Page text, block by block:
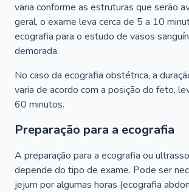
varia conforme as estruturas que serão
geral, o exame leva cerca de 5 a 10
ecografia para o estudo de vasos
demorada.
No caso da ecografia obstétrica, a
varia de acordo com a posição do feto,
60 minutos.
Preparação para a ecografia
A preparação para a ecografia ou
depende do tipo de exame. Pode ser
jejum por algumas horas (ecografia